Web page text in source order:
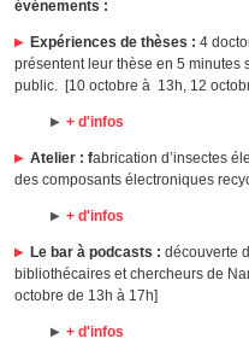
événements :
Expériences de thèses : 4
présentent leur thèse en 5 minutes
public. [10 octobre à 13h, 12
+ d'infos
Atelier : fabrication d’insectes
des composants électroniques
+ d'infos
Le bar à podcasts : découverte
bibliothécaires et chercheurs de
octobre de 13h à 17h]
+ d'infos